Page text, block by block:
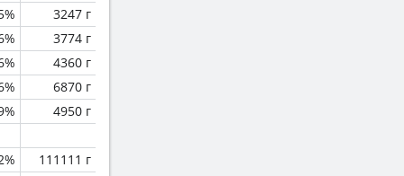
3247 г
3774 г
4360 г
6870 г
4950 г
111111 г